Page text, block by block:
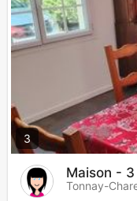
3
Maison -
Tonnay-